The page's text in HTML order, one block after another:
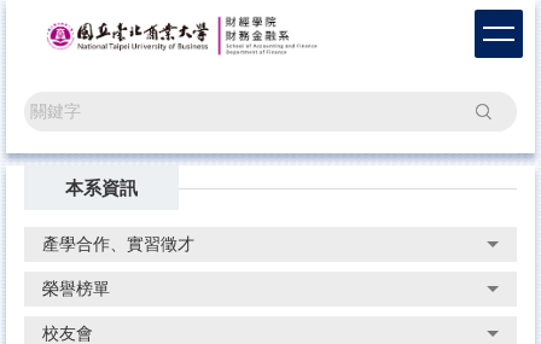
區
搜尋
本系資訊
產學合作、實習徵才
榮譽榜單
校友會